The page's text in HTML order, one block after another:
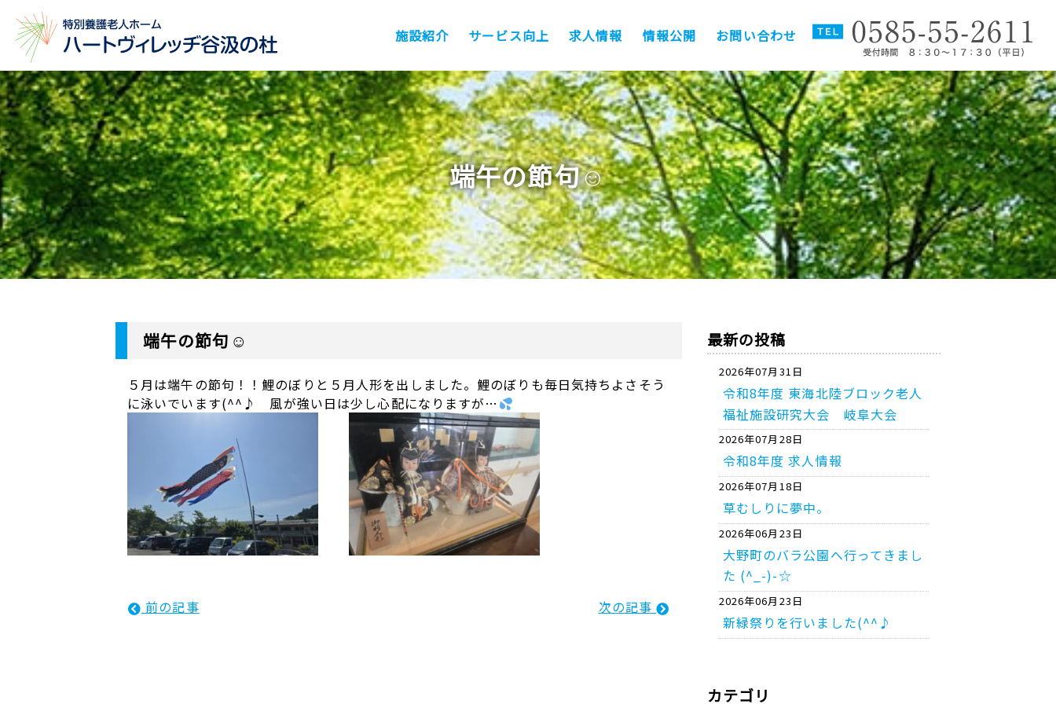
施設紹介 サービス向上 求人情報 情報公開 お問い合わせ
端午の節句☺
端午の節句☺
５月は端午の節句！！鯉のぼりと５月人形を出しました。鯉のぼりも毎日気持ちよさそう
に泳いでいます(^^♪ 風が強い日は少し心配になりますが…
前の記事 次の記事
最新の投稿
2026年07月31日
令和8年度 東海北陸ブロック老人
福祉施設研究大会 岐阜大会
2026年07月28日
令和8年度 求人情報
2026年07月18日
草むしりに夢中。
2026年06月23日
大野町のバラ公園へ行ってきまし
た (^_-)-☆
2026年06月23日
新緑祭りを行いました(^^♪
カテゴリ